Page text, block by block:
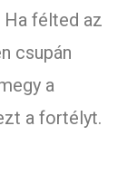
Ha félted az
csupán
a
a fortélyt.